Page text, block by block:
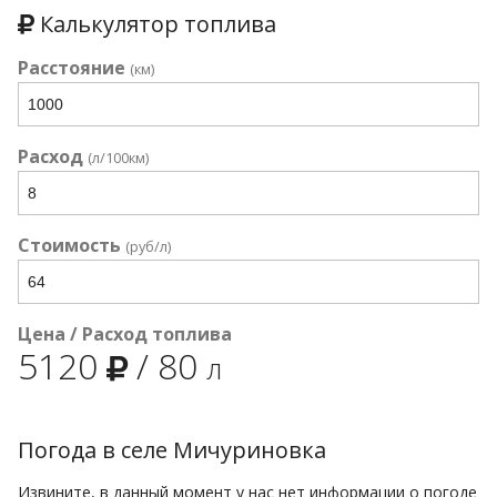
Калькулятор топлива
Расстояние (км)
Расход (л/100км)
Стоимость (руб/л)
Цена / Расход топлива
5120 / 80 л
Погода в селе Мичуриновка
Извините, в данный момент у нас нет информации о погоде